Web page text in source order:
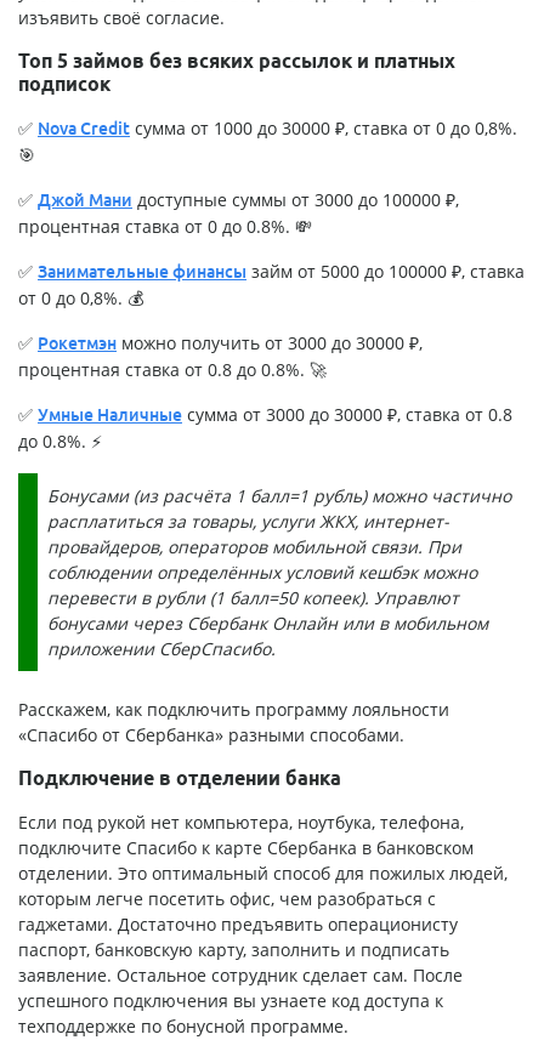
изъявить своё согласие.
Топ 5 займов без всяких рассылок и платных
подписок
✅ Nova Credit сумма от 1000 до 30000 ₽, ставка от 0 до 0,8%.
🎯
✅ Джой Мани доступные суммы от 3000 до 100000 ₽,
процентная ставка от 0 до 0.8%. 💸
✅ Занимательные финансы займ от 5000 до 100000 ₽, ставка
от 0 до 0,8%. 💰
✅ Рокетмэн можно получить от 3000 до 30000 ₽,
процентная ставка от 0.8 до 0.8%. 🚀
✅ Умные Наличные сумма от 3000 до 30000 ₽, ставка от 0.8
до 0.8%. ⚡
Бонусами (из расчёта 1 балл=1 рубль) можно частично
расплатиться за товары, услуги ЖКХ, интернет-
провайдеров, операторов мобильной связи. При
соблюдении определённых условий кешбэк можно
перевести в рубли (1 балл=50 копеек). Управлют
бонусами через Сбербанк Онлайн или в мобильном
приложении СберСпасибо.
Расскажем, как подключить программу лояльности
«Спасибо от Сбербанка» разными способами.
Подключение в отделении банка
Если под рукой нет компьютера, ноутбука, телефона,
подключите Спасибо к карте Сбербанка в банковском
отделении. Это оптимальный способ для пожилых людей,
которым легче посетить офис, чем разобраться с
гаджетами. Достаточно предъявить операционисту
паспорт, банковскую карту, заполнить и подписать
заявление. Остальное сотрудник сделает сам. После
успешного подключения вы узнаете код доступа к
техподдержке по бонусной программе.